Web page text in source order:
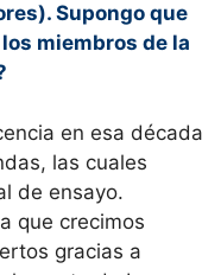
Supongo que
miembros de la
en esa década
las cuales
de ensayo.
que crecimos
gracias a